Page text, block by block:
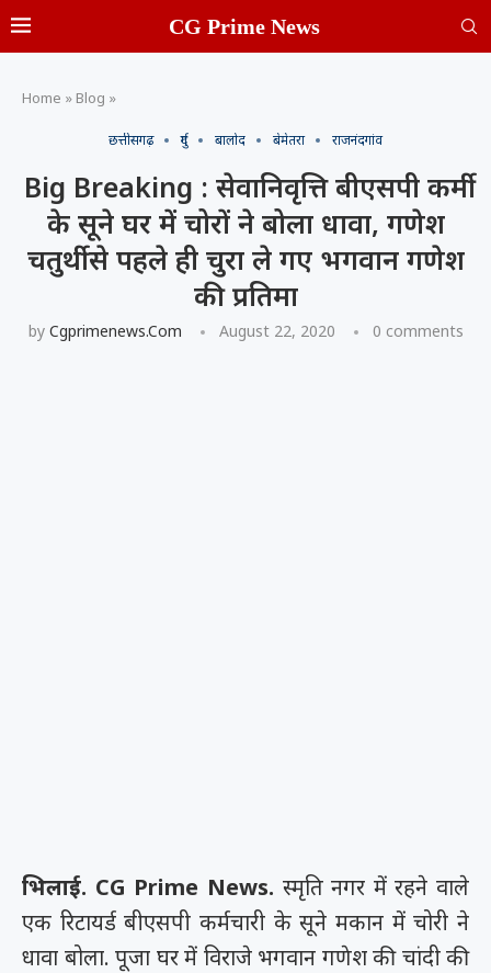
CG Prime News
Home » Blog »
छत्तीसगढ़ दुर्ग बालोद बेमेतरा राजनंदगांव
Big Breaking : सेवानिवृत्ति बीएसपी कर्मी
के सूने घर में चोरों ने बोला धावा, गणेश
चतुर्थी से पहले ही चुरा ले गए भगवान गणेश
की प्रतिमा
by Cgprimenews.com August 22, 2020 0 comments
भिलाई. CG Prime News. स्मृति नगर में रहने वाले
एक रिटायर्ड बीएसपी कर्मचारी के सूने मकान में चोरी ने
धावा बोला. पूजा घर में विराजे भगवान गणेश की चांदी की